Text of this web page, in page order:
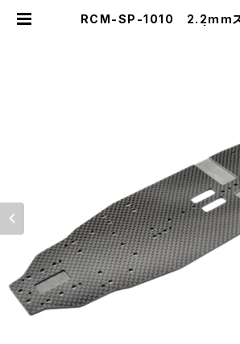
RCM-SP-1010 2.2mmス